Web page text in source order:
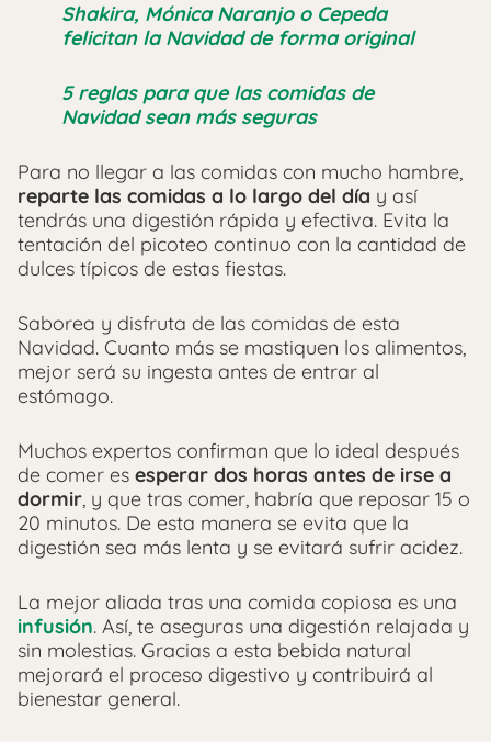
Shakira, Mónica Naranjo o Cepeda
felicitan la Navidad de forma original
5 reglas para que las comidas de
Navidad sean más seguras
Para no llegar a las comidas con mucho hambre,
reparte las comidas a lo largo del día y así
tendrás una digestión rápida y efectiva. Evita la
tentación del picoteo continuo con la cantidad de
dulces típicos de estas fiestas.
Saborea y disfruta de las comidas de esta
Navidad. Cuanto más se mastiquen los alimentos,
mejor será su ingesta antes de entrar al
estómago.
Muchos expertos confirman que lo ideal después
de comer es esperar dos horas antes de irse a
dormir, y que tras comer, habría que reposar 15 o
20 minutos. De esta manera se evita que la
digestión sea más lenta y se evitará sufrir acidez.
La mejor aliada tras una comida copiosa es una
infusión. Así, te aseguras una digestión relajada y
sin molestias. Gracias a esta bebida natural
mejorará el proceso digestivo y contribuirá al
bienestar general.